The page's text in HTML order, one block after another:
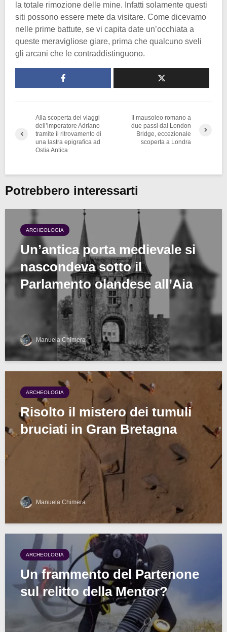
la totale rimozione delle mine. Infatti solamente questi
siti possono essere mete da visitare. Come dicevamo
nelle prime battute, se vi capita date un’occhiata a
queste meravigliose giare, prima che qualcuno sveli
gli arcani che le contraddistinguono.
Alla scoperta dei viaggi
dell’imperatore Adriano
tramite il ritrovamento di
una lastra epigrafica ad
Ostia Antica
Il mausoleo romano a
due passi dal London
Bridge, eccezionale
scoperta a Londra
Potrebbero interessarti
ARCHEOLOGIA
Un’antica porta medievale si
nascondeva sotto il
Parlamento olandese all’Aia
Manuela Chimera
ARCHEOLOGIA
Risolto il mistero dei tumuli
bruciati in Gran Bretagna
Manuela Chimera
ARCHEOLOGIA
Un frammento del Partenone
sul relitto della Mentor?